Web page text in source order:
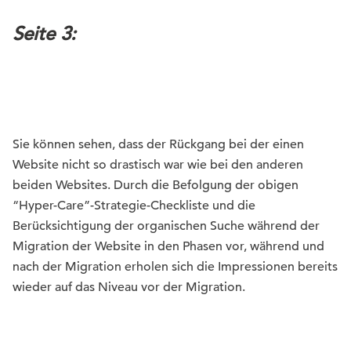
Seite 3:
Sie können sehen, dass der Rückgang bei der einen
Website nicht so drastisch war wie bei den anderen
beiden Websites. Durch die Befolgung der obigen
“Hyper-Care”-Strategie-Checkliste und die
Berücksichtigung der organischen Suche während der
Migration der Website in den Phasen vor, während und
nach der Migration erholen sich die Impressionen bereits
wieder auf das Niveau vor der Migration.